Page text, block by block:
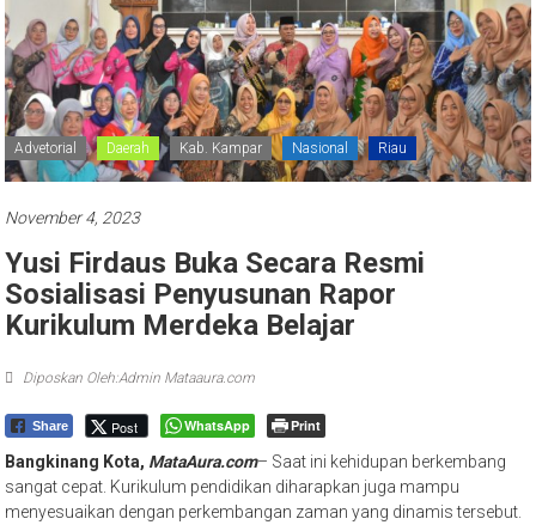
Advetorial Daerah Kab. Kampar Nasional Riau
November 4, 2023
Yusi Firdaus Buka Secara Resmi
Sosialisasi Penyusunan Rapor
Kurikulum Merdeka Belajar
Diposkan Oleh:Admin Mataaura.com
Share Post WhatsApp Print
Bangkinang Kota, MataAura.com– Saat ini kehidupan berkembang
sangat cepat. Kurikulum pendidikan diharapkan juga mampu
menyesuaikan dengan perkembangan zaman yang dinamis tersebut.